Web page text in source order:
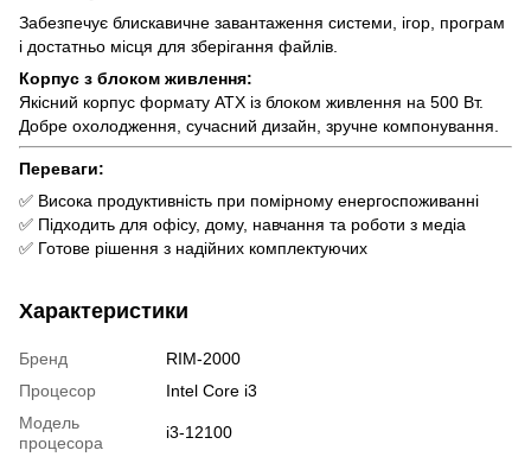
Забезпечує блискавичне завантаження системи, ігор, програм
і достатньо місця для зберігання файлів.
Корпус з блоком живлення:
Якісний корпус формату ATX із блоком живлення на 500 Вт.
Добре охолодження, сучасний дизайн, зручне компонування.
Переваги:
✅ Висока продуктивність при помірному енергоспоживанні
✅ Підходить для офісу, дому, навчання та роботи з медіа
✅ Готове рішення з надійних комплектуючих
Характеристики
Бренд
RIM-2000
Процесор
Intel Core i3
Модель
процесора
i3-12100